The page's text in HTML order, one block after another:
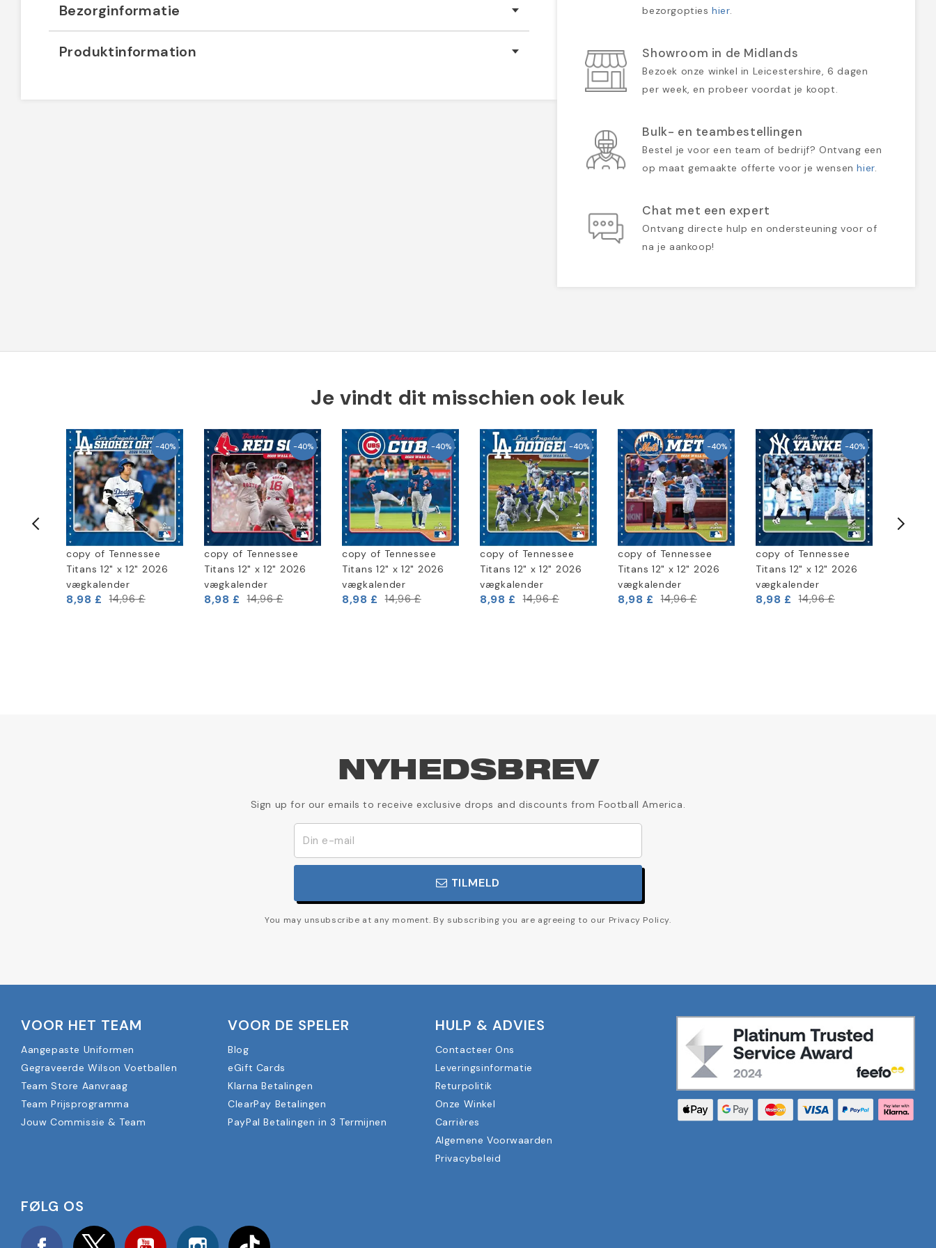
Bezorginformatie
Produktinformation
bezorgoptieshier.
Showroom in de Midlands
Bezoek onze winkel in Leicestershire, 6 dagen
per week, en probeer voordat je koopt.
Bulk- en teambestellingen
Bestel je voor een team of bedrijf? Ontvang een
op maat gemaakte offerte voor je wensenhier.
Chat met een expert
Ontvang directe hulp en ondersteuning voor of
na je aankoop!
Je vindt dit misschien ook leuk
-40%
copy of Tennessee
Titans 12" x 12" 2026
vægkalender
8,98 £ 14,96 £
-40%
copy of Tennessee
Titans 12" x 12" 2026
vægkalender
8,98 £ 14,96 £
-40%
copy of Tennessee
Titans 12" x 12" 2026
vægkalender
8,98 £ 14,96 £
-40%
copy of Tennessee
Titans 12" x 12" 2026
vægkalender
8,98 £ 14,96 £
-40%
copy of Tennessee
Titans 12" x 12" 2026
vægkalender
8,98 £ 14,96 £
-40%
copy of Tennessee
Titans 12" x 12" 2026
vægkalender
8,98 £ 14,96 £
NYHEDSBREV
Sign up for our emails to receive exclusive drops and discounts from Football America.
TILMELD
You may unsubscribe at any moment. By subscribing you are agreeing to our Privacy Policy.
VOOR HET TEAM
Aangepaste Uniformen
Gegraveerde Wilson Voetballen
Team Store Aanvraag
Team Prijsprogramma
Jouw Commissie & Team
VOOR DE SPELER
Blog
eGift Cards
Klarna Betalingen
ClearPay Betalingen
PayPal Betalingen in 3 Termijnen
HULP & ADVIES
Contacteer Ons
Leveringsinformatie
Returpolitik
Onze Winkel
Carrières
Algemene Voorwaarden
Privacybeleid
FØLG OS
Facebook Twitter YouTube Instagram